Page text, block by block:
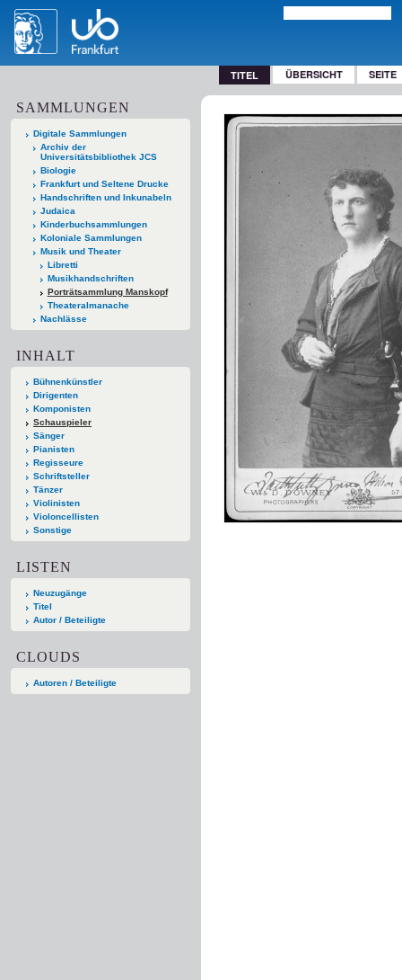
TITEL ÜBERSICHT SEITE
SAMMLUNGEN
Digitale Sammlungen
Archiv der
Universitätsbibliothek JCS
Biologie
Frankfurt und Seltene Drucke
Handschriften und Inkunabeln
Judaica
Kinderbuchsammlungen
Koloniale Sammlungen
Musik und Theater
Libretti
Musikhandschriften
Porträtsammlung Manskopf
Theateralmanache
Nachlässe
INHALT
Bühnenkünstler
Dirigenten
Komponisten
Schauspieler
Sänger
Pianisten
Regisseure
Schriftsteller
Tänzer
Violinisten
Violoncellisten
Sonstige
LISTEN
Neuzugänge
Titel
Autor / Beteiligte
CLOUDS
Autoren / Beteiligte